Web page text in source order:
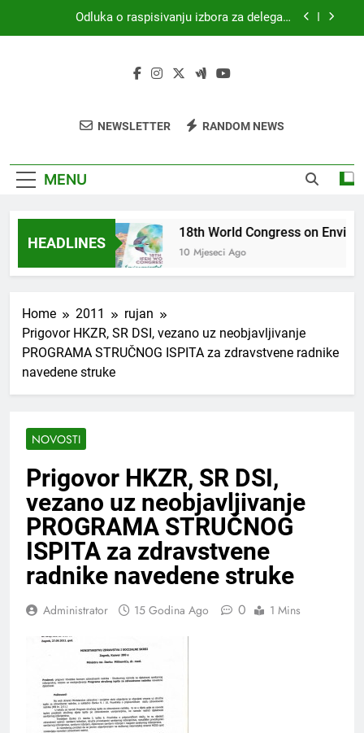
Odluka o raspisivanju izbora za delegata
4. Kongres sanitarne profesije s međunarodnim
NEWSLETTER RANDOM NEWS
MENU
HEADLINES
18th World Congress on
10 Mjeseci Ago
Home 2011
rujan
Prigovor HKZR, SR DSI, vezano uz neobjavljivanje
PROGRAMA STRUČNOG ISPITA za zdravstvene radnike
navedene struke
NOVOSTI
Prigovor HKZR, SR DSI,
vezano uz neobjavljivanje
PROGRAMA STRUČNOG
ISPITA za zdravstvene
radnike navedene struke
Administrator 15 Godina Ago 0 1 Mins